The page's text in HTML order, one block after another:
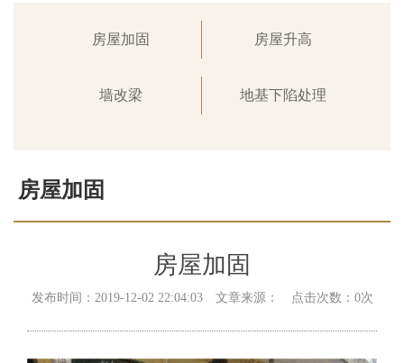
房屋加固 房屋升高
墙改梁 地基下陷处理
房屋加固
房屋加固
发布时间：2019-12-02 22:04:03 文章来源： 点击次数：0次